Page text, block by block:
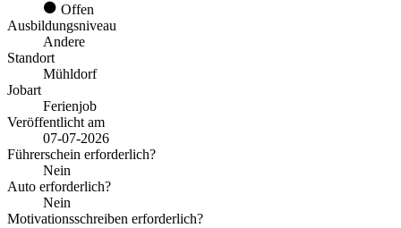
Offen
Ausbildungsniveau
Andere
Standort
Mühldorf
Jobart
Ferienjob
Veröffentlicht am
07-07-2026
Führerschein erforderlich?
Nein
Auto erforderlich?
Nein
Motivationsschreiben erforderlich?